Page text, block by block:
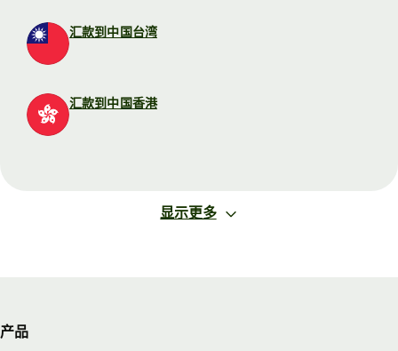
汇款到中国台湾
汇款到中国香港
显示更多
产品